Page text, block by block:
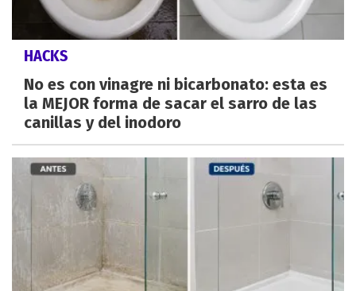
HACKS
No es con vinagre ni bicarbonato: esta es
la MEJOR forma de sacar el sarro de las
canillas y del inodoro